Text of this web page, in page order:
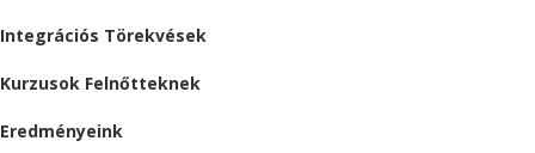
Integrációs Törekvések
Kurzusok Felnőtteknek
Eredményeink